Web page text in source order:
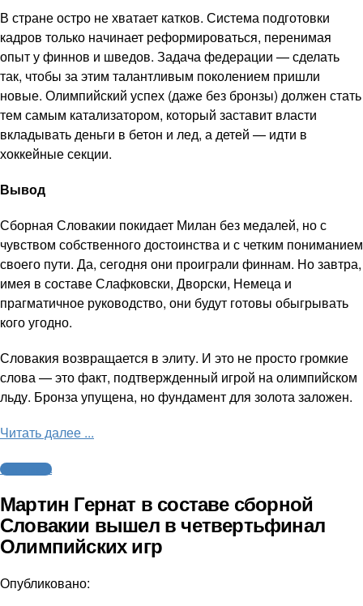
В стране остро не хватает катков. Система подготовки
кадров только начинает реформироваться, перенимая
опыт у финнов и шведов. Задача федерации — сделать
так, чтобы за этим талантливым поколением пришли
новые. Олимпийский успех (даже без бронзы) должен стать
тем самым катализатором, который заставит власти
вкладывать деньги в бетон и лед, а детей — идти в
хоккейные секции.
Вывод
Сборная Словакии покидает Милан без медалей, но с
чувством собственного достоинства и с четким пониманием
своего пути. Да, сегодня они проиграли финнам. Но завтра,
имея в составе Слафковски, Дворски, Немеца и
прагматичное руководство, они будут готовы обыгрывать
кого угодно.
Словакия возвращается в элиту. И это не просто громкие
слова — это факт, подтвержденный игрой на олимпийском
льду. Бронза упущена, но фундамент для золота заложен.
Читать далее ...
Олимпиада
Мартин Гернат в составе сборной
Словакии вышел в четвертьфинал
Олимпийских игр
Опубликовано: